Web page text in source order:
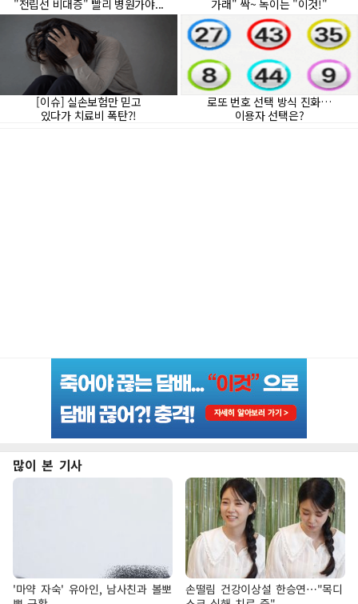
많이 본 기사
'마약 자숙' 유아인, 남사친과 볼뽀
손떨림 건강이상설 한승연…"목디